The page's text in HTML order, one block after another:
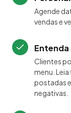
Agende
vendas e
Entenda
Clientes
menu.
postadas
negativas.